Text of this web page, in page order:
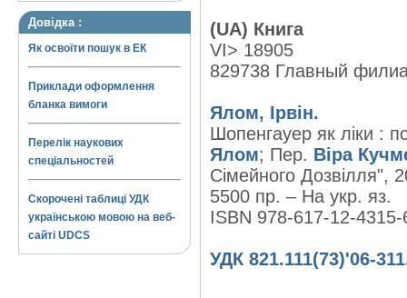
Довідка :
Як освоїти пошук в ЕК
Приклади оформлення
бланка вимоги
Перелік наукових
спеціальностей
Скорочені таблиці УДК
українською мовою на веб-
сайті UDCS
(UA) Книга
VI> 18905
829738 Главный
Ялом, Ірвін.
Шопенгауер як ліки :
Ялом; Пер. Віра
Сімейного Дозвілля",
5500 пр. – На укр. яз.
ISBN 978-617-12-4315-
УДК 821.111(73)'06-